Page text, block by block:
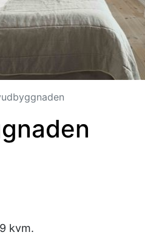
kvm.